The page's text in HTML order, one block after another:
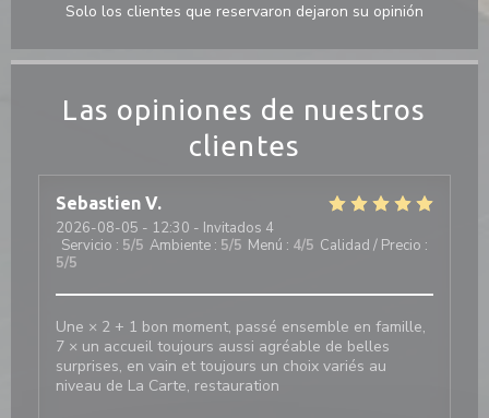
Las opiniones de nuestros
clientes
Sebastien V
2026-08-05 - 12:30 - Invitados 4
Servicio : 5/5 Ambiente : 5/5 Menú : 4/5 Calidad / Precio :
5/5
Une × 2 + 1 bon moment, passé ensemble en famille,
7 × un accueil toujours aussi agréable de belles
surprises, en vain et toujours un choix variés au
niveau de La Carte, restauration
Solo los clientes que reservaron dejaron su opinión